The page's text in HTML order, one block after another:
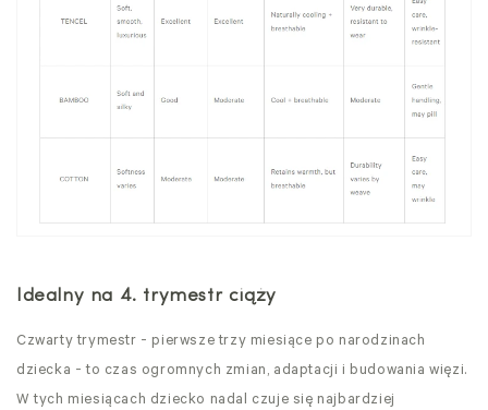
Idealny na 4. trymestr ciąży
Czwarty trymestr - pierwsze trzy miesiące po narodzinach
dziecka - to czas ogromnych zmian, adaptacji i budowania więzi.
W tych miesiącach dziecko nadal czuje się najbardziej